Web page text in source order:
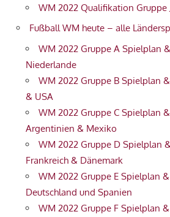
WM 2022 Qualifikation Gruppe
Fußball WM heute – alle
WM 2022 Gruppe A Spielplan
Niederlande
WM 2022 Gruppe B Spielplan
& USA
WM 2022 Gruppe C Spielplan
Argentinien & Mexiko
WM 2022 Gruppe D Spielplan
Frankreich & Dänemark
WM 2022 Gruppe E Spielplan
Deutschland und Spanien
WM 2022 Gruppe F Spielplan